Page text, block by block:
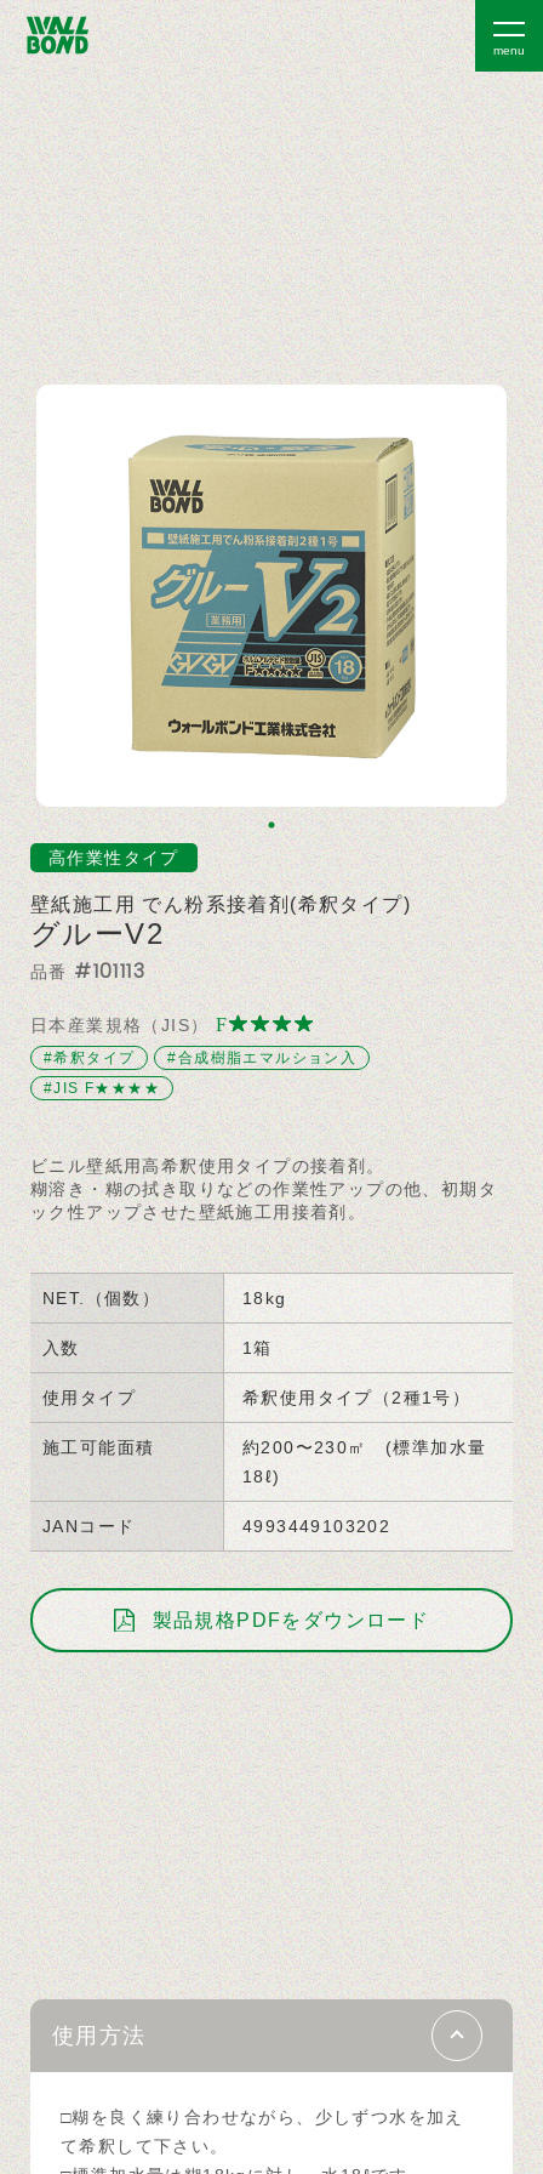
高作業性タイプ
壁紙施工用 でん粉系接着剤(希釈タイプ)
グルーV2
品番#101113
日本産業規格（JIS）
#希釈タイプ
#合成樹脂エマルション入
#JIS F★★★★
ビニル壁紙用高希釈使用タイプの接着剤。
糊溶き・糊の拭き取りなどの作業性アップの他、初期タ
ック性アップさせた壁紙施工用接着剤。
NET.（個数） 18kg
入数 1箱
使用タイプ 希釈使用タイプ（2種1号）
施工可能面積
約200〜230㎡ (標準加水量
18ℓ)
JANコード 4993449103202
製品規格PDFをダウンロード
使用方法
□糊を良く練り合わせながら、少しずつ水を加え
て希釈して下さい。